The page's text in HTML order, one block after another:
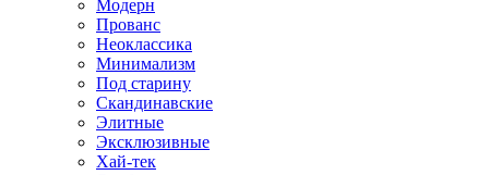
Модерн
Прованс
Неоклассика
Минимализм
Под старину
Скандинавские
Элитные
Эксклюзивные
Хай-тек